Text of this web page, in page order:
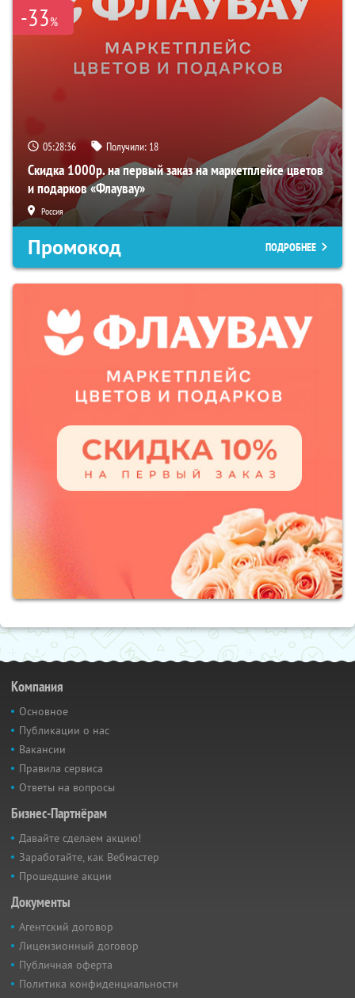
-33%
05:28:34 Получили: 18
Скидка 1000р. на первый заказ на маркетплейсе цветов
и подарков «Флаувау»
Россия
Промокод ПОДРОБНЕЕ
Компания
Основное
Публикации о нас
Вакансии
Правила сервиса
Ответы на вопросы
Бизнес-Партнёрам
Давайте сделаем акцию!
Заработайте, как Вебмастер
Прошедшие акции
Документы
Агентский договор
Лицензионный договор
Публичная оферта
Политика конфиденциальности